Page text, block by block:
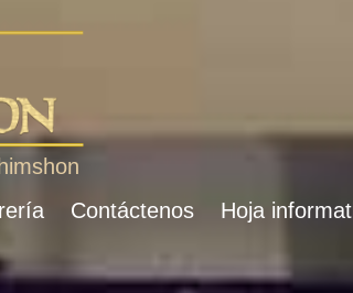
Contáctenos Hoja